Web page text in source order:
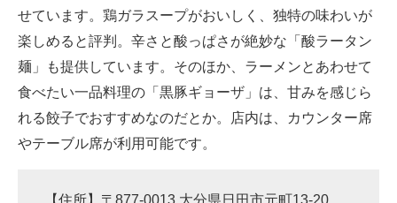
せています。鶏ガラスープがおいしく、独特の味わいが
楽しめると評判。辛さと酸っぱさが絶妙な「酸ラータン
麺」も提供しています。そのほか、ラーメンとあわせて
食べたい一品料理の「黒豚ギョーザ」は、甘みを感じら
れる餃子でおすすめなのだとか。店内は、カウンター席
やテーブル席が利用可能です。